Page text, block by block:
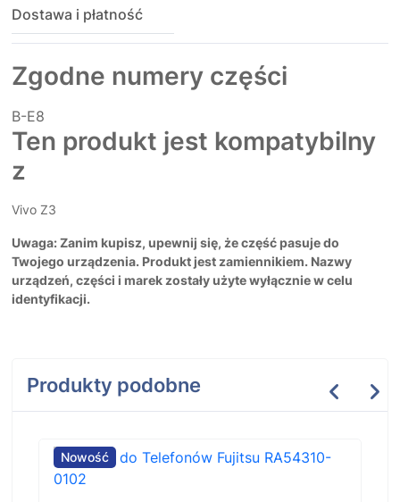
Dostawa i płatność
Zgodne numery części
B-E8
Ten produkt jest kompatybilny
z
Vivo Z3
Uwaga: Zanim kupisz, upewnij się, że część pasuje do
Twojego urządzenia. Produkt jest zamiennikiem. Nazwy
urządzeń, części i marek zostały użyte wyłącznie w celu
identyfikacji.
Produkty podobne
Nowość